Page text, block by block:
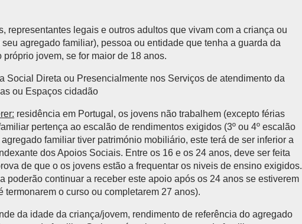
representantes legais e outros adultos que vivam com a criança ou
agregado familiar), pessoa ou entidade que tenha a guarda da
jovem, se for maior de 18 anos.
Social Direta ou Presencialmente nos Serviços de atendimento da
ou Espaços cidadão
residência em Portugal, os jovens não trabalhem (excepto férias
pertença ao escalão de rendimentos exigidos (3º ou 4º escalão
familiar tiver património mobiliário, este terá de ser inferior a
dos Apoios Sociais. Entre os 16 e os 24 anos, deve ser feita
de que o os jovens estão a frequentar os niveis de ensino exigidos.
poderão continuar a receber este apoio após os 24 anos se estiverem
termonarem o curso ou completarem 27 anos).
da idade da criança/jovem, rendimento de referência do agregado